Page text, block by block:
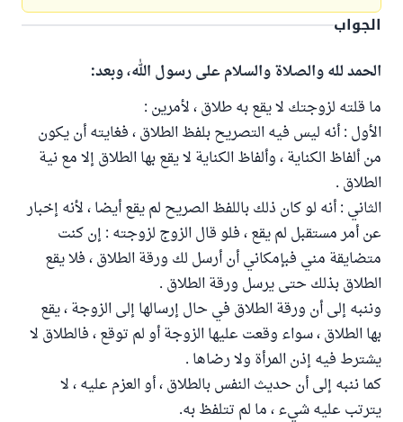
الجواب
الحمد لله والصلاة والسلام على رسول الله، وبعد:
ما قلته لزوجتك لا يقع به طلاق ، لأمرين :
الأول : أنه ليس فيه التصريح بلفظ الطلاق ، فغايته أن يكون
من ألفاظ الكناية ، وألفاظ الكناية لا يقع بها الطلاق إلا مع نية
الطلاق .
الثاني : أنه لو كان ذلك باللفظ الصريح لم يقع أيضا ، لأنه إخبار
عن أمر مستقبل لم يقع ، فلو قال الزوج لزوجته : إن كنت
متضايقة مني فبإمكاني أن أرسل لك ورقة الطلاق ، فلا يقع
الطلاق بذلك حتى يرسل ورقة الطلاق .
وننبه إلى أن ورقة الطلاق في حال إرسالها إلى الزوجة ، يقع
بها الطلاق ، سواء وقعت عليها الزوجة أو لم توقع ، فالطلاق لا
يشترط فيه إذن المرأة ولا رضاها .
كما ننبه إلى أن حديث النفس بالطلاق ، أو العزم عليه ، لا
يترتب عليه شيء ، ما لم تتلفظ به.